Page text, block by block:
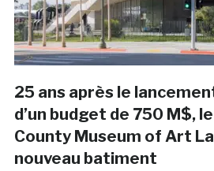
25 ans après le
d’un budget de 750 M$,
County Museum of Art
nouveau batiment